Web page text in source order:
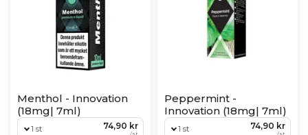
Menthol - Innovation
(18mg| 7ml)
1 st 74,90 kr
/st
Peppermint -
Innovation (18mg| 7ml)
1 st 74,90 kr
/st